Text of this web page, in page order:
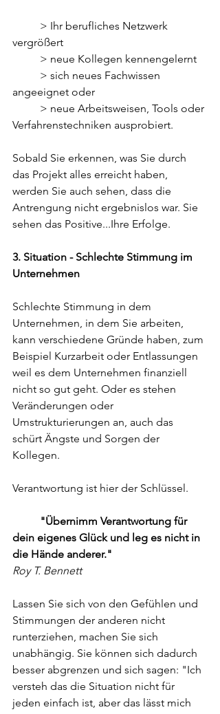
vergrößert
          > neue Kollegen kennengelernt
angeeignet oder
Verfahrenstechniken ausprobiert.
Sobald Sie erkennen, was Sie durch
das Projekt alles erreicht haben,
werden Sie auch sehen, dass die
Antrengung nicht ergebnislos war. Sie
sehen das Positive...Ihre Erfolge.
3. Situation - Schlechte Stimmung im
Unternehmen
Schlechte Stimmung in dem
Unternehmen, in dem Sie arbeiten,
kann verschiedene Gründe haben, zum
Beispiel Kurzarbeit oder Entlassungen
weil es dem Unternehmen finanziell
nicht so gut geht. Oder es stehen
Veränderungen oder
Umstrukturierungen an, auch das
schürt Ängste und Sorgen der
Kollegen.
Verantwortung ist hier der Schlüssel.
dein eigenes Glück und leg es nicht in
die Hände anderer."
Roy T. Bennett
Lassen Sie sich von den Gefühlen und
Stimmungen der anderen nicht
runterziehen, machen Sie sich
unabhängig. Sie können sich dadurch
besser abgrenzen und sich sagen: "Ich
versteh das die Situation nicht für
jeden einfach ist, aber das lässt mich